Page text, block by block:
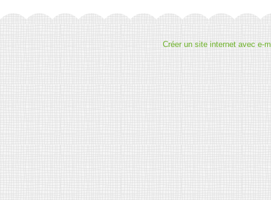
Créer un site internet avec e-